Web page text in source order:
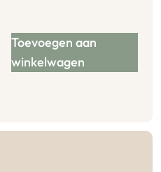
Toevoegen aan
winkelwagen